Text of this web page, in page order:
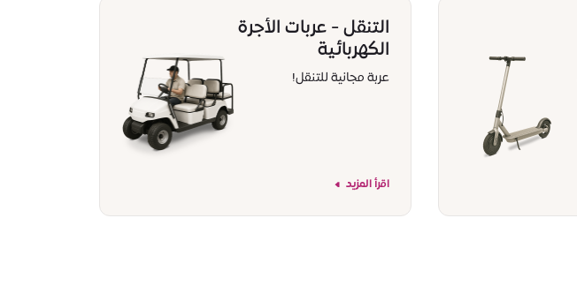
التنقل - عربات الأجرة
الكهربائية
عربة مجانية للتنقل!
اقرأ المزيد